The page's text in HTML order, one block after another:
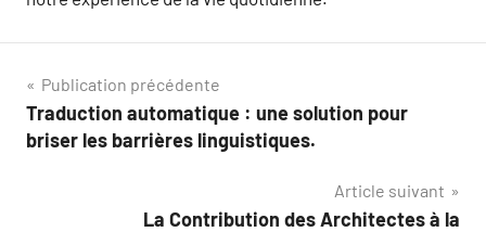
Navigation
de
Publication précédente
Traduction automatique : une solution pour
briser les barrières linguistiques.
Article suivant
La Contribution des Architectes à la